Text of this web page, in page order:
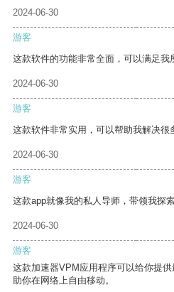
2024-06-30
游客
这款软件的功能非常全面，可以满足我
2024-06-30
游客
这款软件非常实用，可以帮助我解决很
2024-06-30
游客
这款app就像我的私人导师，带领我探
2024-06-30
游客
这款加速器VPM应用程序可以给你提
助你在网络上自由移动。